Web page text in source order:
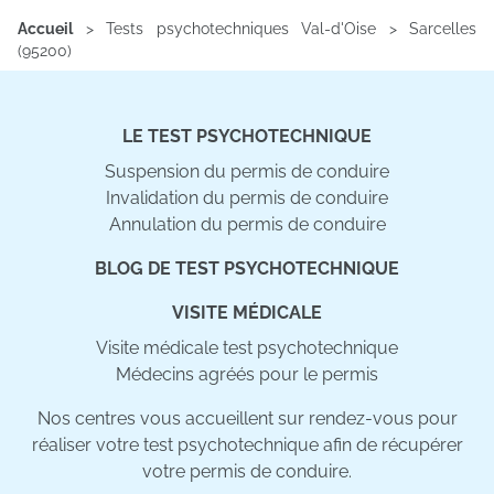
Accueil> Tests psychotechniques Val-d'Oise > Sarcelles
(95200)
LE TEST PSYCHOTECHNIQUE
Suspension du permis de conduire
Invalidation du permis de conduire
Annulation du permis de conduire
BLOG DE TEST PSYCHOTECHNIQUE
VISITE MÉDICALE
Visite médicale test psychotechnique
Médecins agréés pour le permis
Nos centres vous accueillent sur rendez-vous pour
réaliser votre test psychotechnique afin de récupérer
votre permis de conduire.